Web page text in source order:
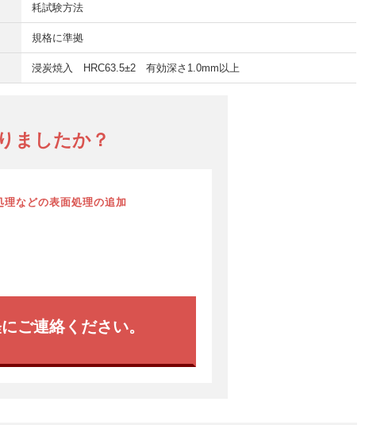
耗試験方法
規格に準拠
浸炭焼入 HRC63.5±2 有効深さ1.0mm以上
ましたか？
理などの表面処理の追加
ご連絡ください。